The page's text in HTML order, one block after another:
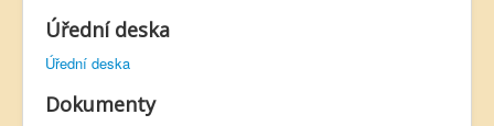
Úřední deska
Úřední deska
Dokumenty